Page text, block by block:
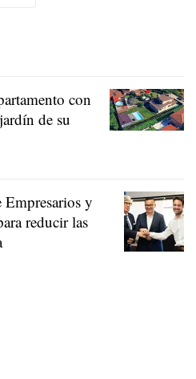
con
de su
y
reducir las